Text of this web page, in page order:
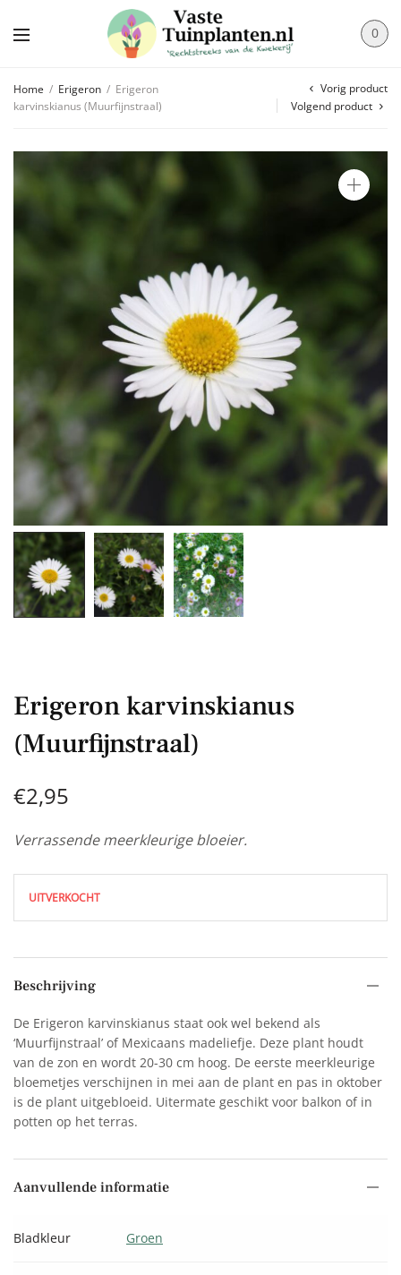
0
Home / Erigeron / Erigeron
karvinskianus (Muurfijnstraal)
Vorig product
Volgend product
Erigeron karvinskianus
(Muurfijnstraal)
€2,95
Verrassende meerkleurige bloeier.
UITVERKOCHT
Beschrijving
De Erigeron karvinskianus staat ook wel bekend als
‘Muurfijnstraal’ of Mexicaans madeliefje. Deze plant houdt
van de zon en wordt 20-30 cm hoog. De eerste meerkleurige
bloemetjes verschijnen in mei aan de plant en pas in oktober
is de plant uitgebloeid. Uitermate geschikt voor balkon of in
potten op het terras.
Aanvullende informatie
Bladkleur Groen